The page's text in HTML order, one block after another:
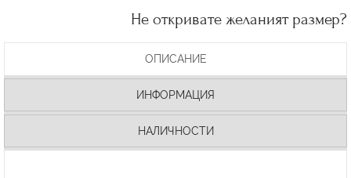
Не откривате желаният размер?
ОПИСАНИЕ
ИНФОРМАЦИЯ
НАЛИЧНОСТИ